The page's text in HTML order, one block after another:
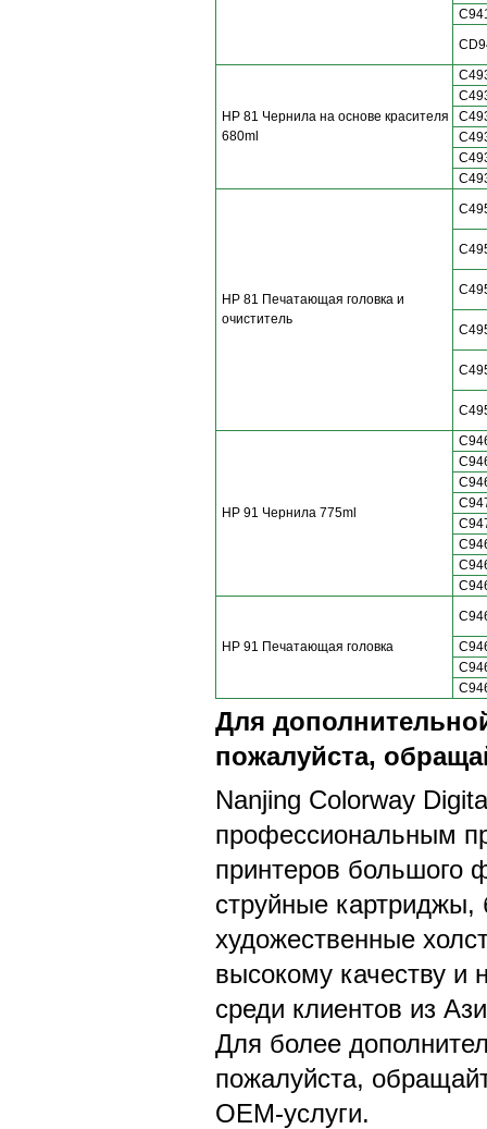
HP 81 Чернила на основе красителя
680ml
HP 81 Печатающая головка и
очиститель
HP 91 Чернила 775ml
HP 91 Печатающая головка
Для
пожалуйста,
Nanjing Colorway
профессиональным
принтеров большого
струйные картриджы,
художественные
высокому качеству и
среди клиентов из
Для более
пожалуйста,
OEM-услуги.